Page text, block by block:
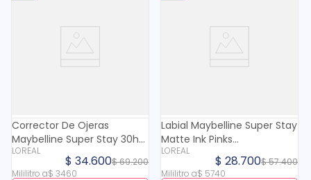
Corrector De Ojeras
Maybelline Super Stay 30h
N. 15 X 10 Ml
LOREAL
$69.200
$ 34.600
Mililitro a$ 3460
Labial Maybelline Super Stay
Matte Ink Pinks
Revolutionary X 5 Ml
LOREAL
$57.400
$ 28.700
Mililitro a$ 5740